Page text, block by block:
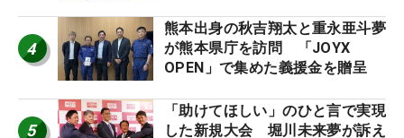
4
熊本出身の秋吉翔太と重永亜斗夢
が熊本県庁を訪問 「JOYX
OPEN」で集めた義援金を贈呈
5
「助けてほしい」のひと言で実現
した新規大会 堀川未来夢が訴え